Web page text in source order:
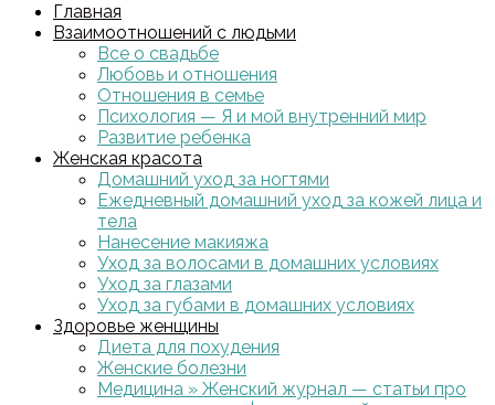
Главная
Взаимоотношений с людьми
Все о свадьбе
Любовь и отношения
Отношения в семье
Психология — Я и мой внутренний мир
Развитие ребенка
Женская красота
Домашний уход за ногтями
Ежедневный домашний уход за кожей лица и
тела
Нанесение макияжа
Уход за волосами в домашних условиях
Уход за глазами
Уход за губами в домашних условиях
Здоровье женщины
Диета для похудения
Женские болезни
Медицина » Женский журнал — статьи про